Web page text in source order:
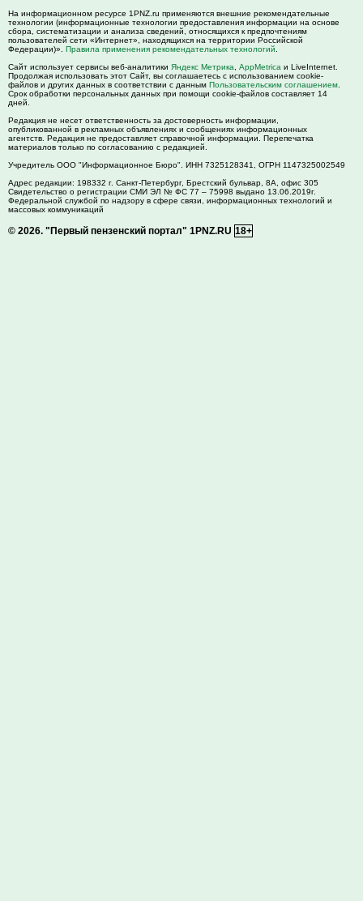
На информационном ресурсе 1PNZ.ru применяются внешние рекомендательные
технологии (информационные технологии предоставления информации на основе
сбора, систематизации и анализа сведений, относящихся к предпочтениям
пользователей сети «Интернет», находящихся на территории Российской
Федерации)». Правила применения рекомендательных технологий
Сайт использует сервисы веб-аналитики Яндекс Метрика AppMetrica и LiveInternet.
Продолжая использовать этот Сайт, вы соглашаетесь с использованием cookie-
файлов и других данных в соответствии с данным Пользовательским соглашением
Срок обработки персональных данных при помощи cookie-файлов составляет 14
дней.
Редакция не несет ответственность за достоверность информации,
опубликованной в рекламных объявлениях и сообщениях информационных
агентств. Редакция не предоставляет справочной информации. Перепечатка
материалов только по согласованию с редакцией.
Учредитель ООО "Информационное Бюро". ИНН 7325128341, ОГРН 1147325002549
Адрес редакции: 198332 г. Санкт-Петербург, Брестский бульвар, 8А, офис 305
Свидетельство о регистрации СМИ ЭЛ № ФС 77 – 75998 выдано 13.06.2019г.
Федеральной службой по надзору в сфере связи, информационных технологий и
массовых коммуникаций
© 2026. "Первый пензенский портал" 1PNZ.RU 18+